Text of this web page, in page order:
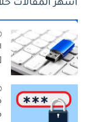
أشهر المقالات